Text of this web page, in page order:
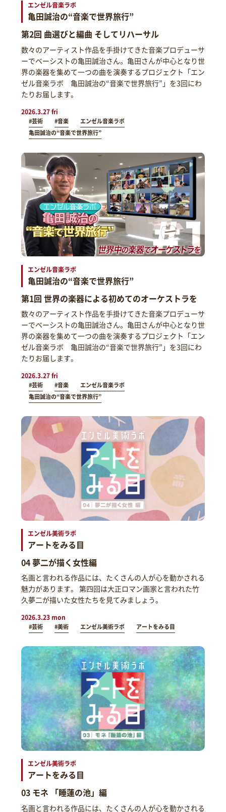
エンゼル音楽ラボ
亀田誠治の“音楽で世界旅行”
第2回 曲選びと編曲 そしてリハーサル
数々のアーティスト作品を手掛けてきた音楽プロデューサ
ーでベーシストの亀田誠治さん。亀田さんが中心となり世
界の楽器を集めて一つの曲を演奏するプロジェクト「エン
ゼル音楽ラボ 亀田誠治の“音楽で世界旅行”」を3回にわ
たりお届します。
2026.3.27 fri
#芸術 #音楽
エンゼル音楽ラボ
亀田誠治の“音楽で世界旅行”
エンゼル音楽ラボ
亀田誠治の“音楽で世界旅行”
第1回 世界の楽器による初めてのオーケストラを
数々のアーティスト作品を手掛けてきた音楽プロデューサ
ーでベーシストの亀田誠治さん。亀田さんが中心となり世
界の楽器を集めて一つの曲を演奏するプロジェクト「エン
ゼル音楽ラボ 亀田誠治の“音楽で世界旅行”」を3回にわ
たりお届します。
2026.3.27 fri
#芸術 #音楽
エンゼル音楽ラボ
亀田誠治の“音楽で世界旅行”
エンゼル美術ラボ
アートをみる目
04 夢二が描く女性編
名画と言われる作品には、たくさんの人が心を動かされる
魅力があります。 第四回は大正ロマン画家と言われた竹
久夢二が描いた女性たちを見てみましょう。
2026.3.23 mon
#芸術 #美術 エンゼル美術ラボ アートをみる目
エンゼル美術ラボ
アートをみる目
03 モネ 「睡蓮の池」編
名画と言われる作品には、たくさんの人が心を動かされる